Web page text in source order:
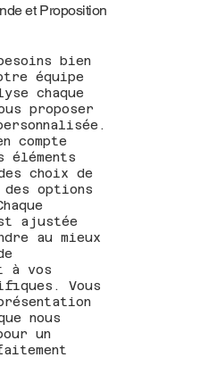
et Proposition
bien
équipe
chaque
proposer
compte
éléments
choix de
options
ajustée
au mieux
à vos
Vous
nous
un